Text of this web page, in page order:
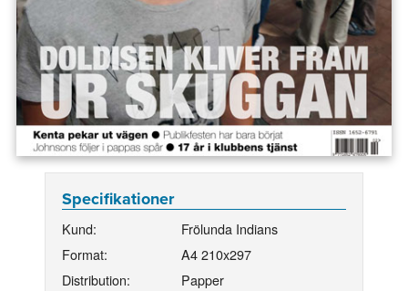
Specifikationer
Kund:
Frölunda Indians
Format:
A4 210x297
Distribution:
Papper